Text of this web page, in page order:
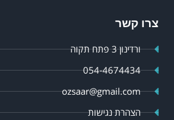
צרו קשר
ורדינון 3 פתח תקוה
054-4674434
ozsaar@gmail.com
הצהרת נגישות